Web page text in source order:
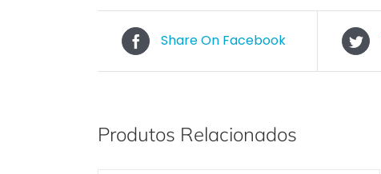
Share On Facebook
Produtos Relacionados